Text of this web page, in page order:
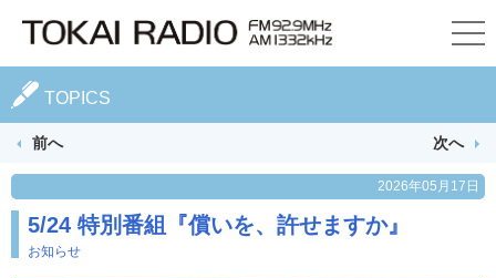
TOPICS
前へ 次へ
2026年05月17日
5/24 特別番組『償いを、許せますか』
お知らせ